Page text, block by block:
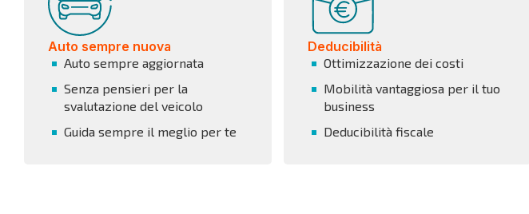
Auto sempre nuova
Auto sempre aggiornata
Senza pensieri per la
svalutazione del veicolo
Guida sempre il meglio per te
Deducibilità
Ottimizzazione dei costi
Mobilità vantaggiosa per il tuo
business
Deducibilità fiscale